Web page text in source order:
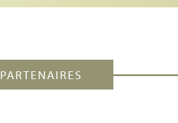
PARTENAIRES